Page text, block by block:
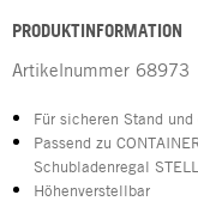
PRODUKTINFORMATION
Artikelnummer 68973
Für sicheren Stand
Passend zu
Schubladenregal
Höhenverstellbar